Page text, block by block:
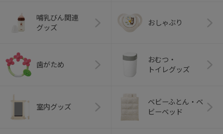
哺乳びん関連
グッズ
おしゃぶり
歯がため
おむつ・
トイレグッズ
室内グッズ
ベビーふとん・ベ
ビーベッド